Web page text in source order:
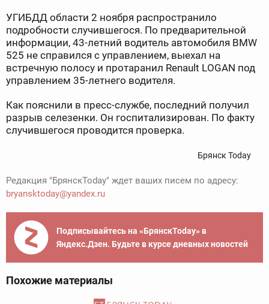
УГИБДД области 2 ноября распространило
подробности случившегося. По предварительной
информации, 43-летний водитель автомобиля BMW
525 не справился с управлением, выехал на
встречную полосу и протаранил Renault LОGАN под
управлением 35-летнего водителя.
Как пояснили в пресс-службе, последний получил
разрыв селезенки. Он госпитализирован. По факту
случившегося проводится проверка.
Брянск Today
Редакция "БрянскToday" ждет ваших писем по адресу:
bryansktoday@yandex.ru
Подписывайтесь на «БрянскToday» в
Яндекс.Дзен. Будьте в курсе дневных новостей
Похожие материалы